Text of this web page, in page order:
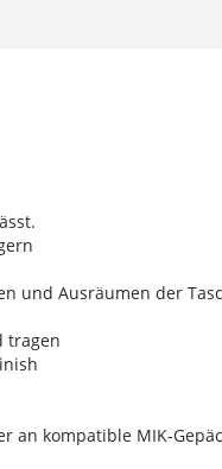
und Ausräumen der
tragen
an kompatible MIK-